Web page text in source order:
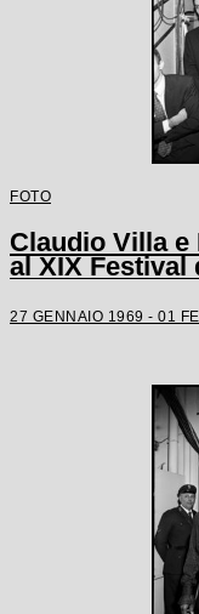
FOTO
Claudio Villa
al XIX Festival
27 GENNAIO 1969 - 01